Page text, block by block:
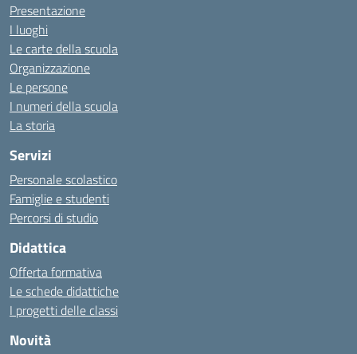
Presentazione
I luoghi
Le carte della scuola
Organizzazione
Le persone
I numeri della scuola
La storia
Servizi
Personale scolastico
Famiglie e studenti
Percorsi di studio
Didattica
Offerta formativa
Le schede didattiche
I progetti delle classi
Novità